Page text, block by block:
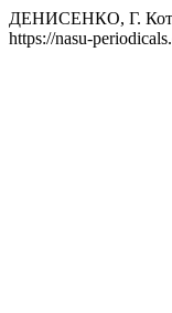
ДЕНИСЕНКО, Г. Кот
https://nasu-